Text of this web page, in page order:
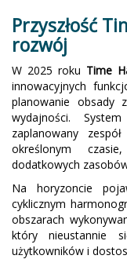
Przyszłość
rozwój
W 2025 roku Time
innowacyjnych
planowanie obsady
wydajności.
zaplanowany
określonym
dodatkowych
Na horyzoncie
cyklicznym
obszarach
który nieustannie
użytkowników i